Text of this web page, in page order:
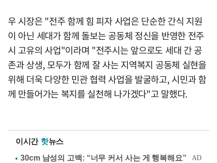
우 시장은 "전주 함께 힘 피자 사업은 단순한 간식 지원
이 아닌 세대가 함께 돌보는 공동체 정신을 반영한 전주
시 고유의 사업"이라며 "전주시는 앞으로도 세대 간 공
존과 상생, 모두가 함께 잘 사는 지역복지 공동체 실현을
위해 더욱 다양한 민관 협력 사업을 발굴하고, 시민과 함
께 만들어가는 복지를 실천해 나가겠다"고 말했다.
이시간 핫뉴스